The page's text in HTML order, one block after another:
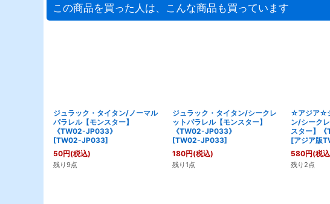
この商品を買った人は、こんな商品も買っています
ジュラック・タイタン/ノーマル
パラレル【モンスター】
《TW02-JP033》
[TW02-JP033]
50円(税込)
残り9点
ジュラック・タイタン/シークレ
ットパラレル【モンスター】
《TW02-JP033》
[TW02-JP033]
180円(税込)
残り1点
☆アジア☆
ン/シーク
スター】
[アジア版
580円(税
残り2点